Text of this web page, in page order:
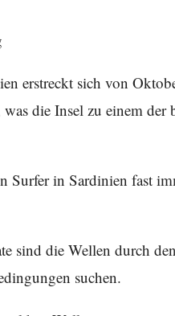
erstreckt sich von
die Insel zu einem
Surfer in Sardinien fast
sind die Wellen durch
suchen.